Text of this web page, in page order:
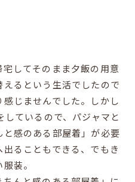
してそのまま夕飯の用意
るという生活でしたので
感じませんでした。しかし
ているので、パジャマと
感のある部屋着」が必要
ることもできる、でもき
装。